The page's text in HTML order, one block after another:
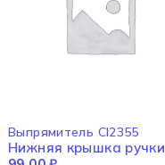
Выпрямитель CI2355
Нижняя крышка ручки